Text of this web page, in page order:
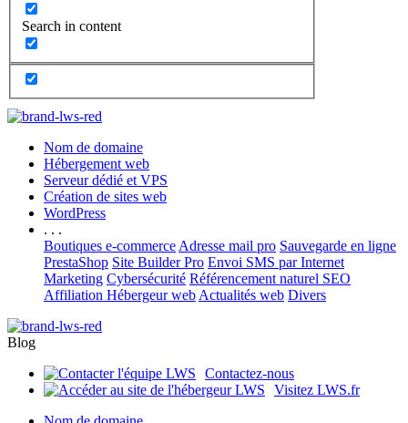
Search in content
Nom de domaine
Hébergement web
Serveur dédié et VPS
Création de sites web
WordPress
. . .
Boutiques e-commerce Adresse mail pro Sauvegarde en ligne
PrestaShop Site Builder Pro Envoi SMS par Internet
Marketing Cybersécurité Référencement naturel SEO
Affiliation Hébergeur web Actualités web Divers
Blog
Contactez-nous
Visitez LWS.fr